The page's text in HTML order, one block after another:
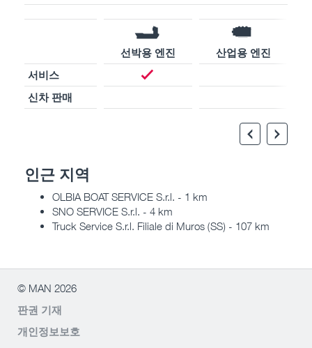
선박용 엔진
산업용 엔진
서비스
신차 판매
인근 지역
OLBIA BOAT SERVICE S.r.l. - 1 km
SNO SERVICE S.r.l. - 4 km
Truck Service S.r.l. Filiale di Muros (SS) - 107 km
© MAN 2026
판권 기재
개인정보보호